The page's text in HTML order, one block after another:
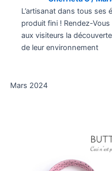
L’artisanat dans tous ses
produit fini ! Rendez-
aux visiteurs la
de leur environnement
Mars 2024